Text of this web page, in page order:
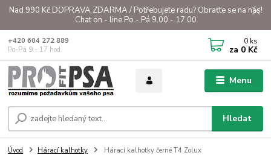
Nad 990 Kč DOPRAVA ZDARMA / Potřebujete radu? Obraťte se na nás!
Chat on - line Po - Pá 9.00 - 17.00
Menu
Hledat
+420 604 272 889
Po-Pá 9 - 17 hod.
0 ks
za 0 Kč
Úvod Hárací kalhotky Hárací kalhotky černé T4 Zolux